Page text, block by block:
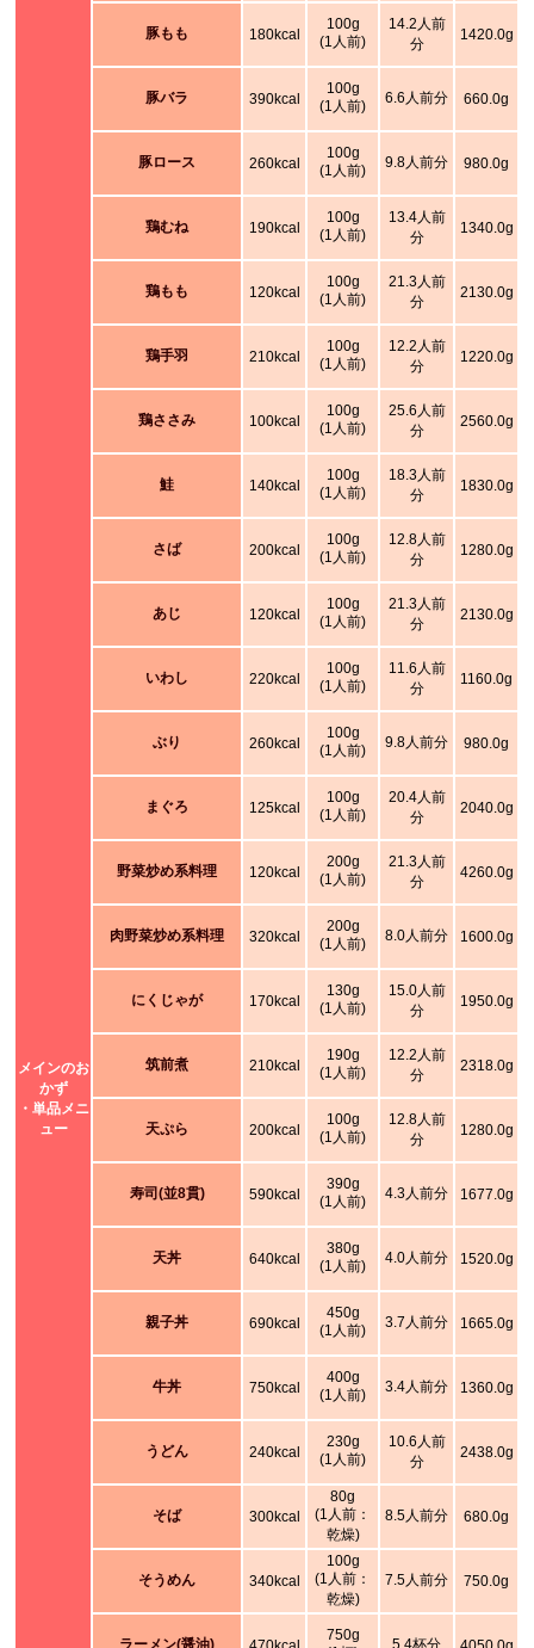
メインのお
かず
・単品メニ
ュー
豚もも 180kcal
100g
(1人前)
14.2人前
分
1420.0g
豚バラ 390kcal
100g
(1人前)
6.6人前分 660.0g
豚ロース 260kcal
100g
(1人前)
9.8人前分 980.0g
鶏むね 190kcal
100g
(1人前)
13.4人前
分
1340.0g
鶏もも 120kcal
100g
(1人前)
21.3人前
分
2130.0g
鶏手羽 210kcal
100g
(1人前)
12.2人前
分
1220.0g
鶏ささみ 100kcal
100g
(1人前)
25.6人前
分
2560.0g
鮭 140kcal
100g
(1人前)
18.3人前
分
1830.0g
さば 200kcal
100g
(1人前)
12.8人前
分
1280.0g
あじ 120kcal
100g
(1人前)
21.3人前
分
2130.0g
いわし 220kcal
100g
(1人前)
11.6人前
分
1160.0g
ぶり 260kcal
100g
(1人前)
9.8人前分 980.0g
まぐろ 125kcal
100g
(1人前)
20.4人前
分
2040.0g
野菜炒め系料理 120kcal
200g
(1人前)
21.3人前
分
4260.0g
肉野菜炒め系料理 320kcal
200g
(1人前)
8.0人前分 1600.0g
にくじゃが 170kcal
130g
(1人前)
15.0人前
分
1950.0g
筑前煮 210kcal
190g
(1人前)
12.2人前
分
2318.0g
天ぷら 200kcal
100g
(1人前)
12.8人前
分
1280.0g
寿司(並8貫) 590kcal
390g
(1人前)
4.3人前分 1677.0g
天丼 640kcal
380g
(1人前)
4.0人前分 1520.0g
親子丼 690kcal
450g
(1人前)
3.7人前分 1665.0g
牛丼 750kcal
400g
(1人前)
3.4人前分 1360.0g
うどん 240kcal
230g
(1人前)
10.6人前
分
2438.0g
そば 300kcal
80g
(1人前：
乾燥)
8.5人前分 680.0g
そうめん 340kcal
100g
(1人前：
乾燥)
7.5人前分 750.0g
ラーメン(醤油)
750g
5.4杯分